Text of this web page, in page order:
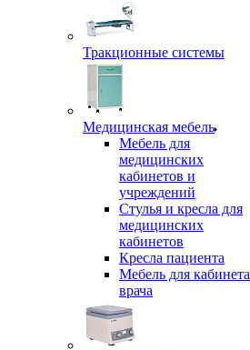
Тракционные системы
Медицинская мебель
Мебель для
медицинских
кабинетов и
учреждений
Стулья и кресла для
медицинских
кабинетов
Кресла пациента
Мебель для кабинета
врача